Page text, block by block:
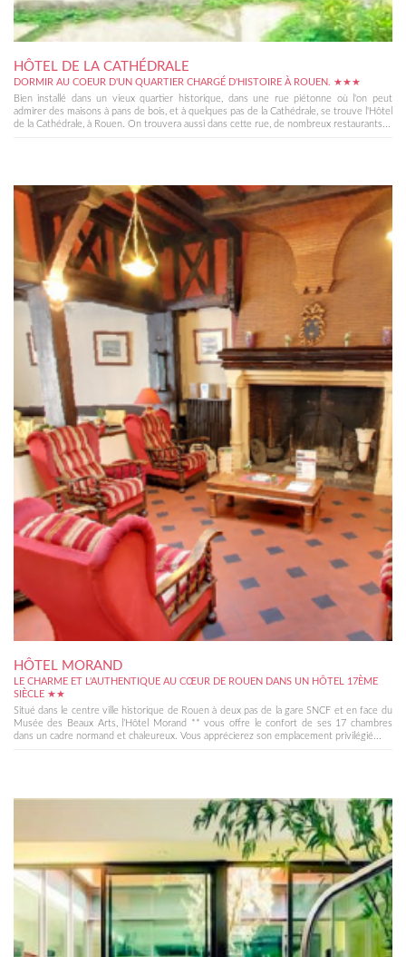
HÔTEL DE LA CATHÉDRALE
DORMIR AU COEUR D'UN QUARTIER CHARGÉ D'HISTOIRE À ROUEN. ★★★
Bien installé dans un vieux quartier historique, dans une rue piétonne où l'on peut
admirer des maisons à pans de bois, et à quelques pas de la Cathédrale, se trouve l'Hôtel
de la Cathédrale, à Rouen. On trouvera aussi dans cette rue, de nombreux restaurants...
HÔTEL MORAND
LE CHARME ET L'AUTHENTIQUE AU CŒUR DE ROUEN DANS UN HÔTEL 17ÈME
SIÈCLE ★★
Situé dans le centre ville historique de Rouen à deux pas de la gare SNCF et en face du
Musée des Beaux Arts, l’Hôtel Morand ** vous offre le confort de ses 17 chambres
dans un cadre normand et chaleureux. Vous apprécierez son emplacement privilégié...